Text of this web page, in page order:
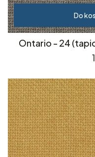
Do
Ontario - 24